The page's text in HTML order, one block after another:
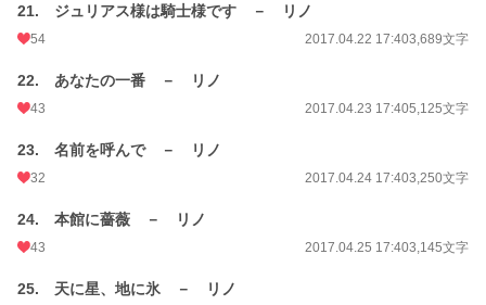
21. ジュリアス様は騎士様です － リノ
54 2017.04.22 17:403,689文字
22. あなたの一番 － リノ
43 2017.04.23 17:405,125文字
23. 名前を呼んで － リノ
32 2017.04.24 17:403,250文字
24. 本館に薔薇 － リノ
43 2017.04.25 17:403,145文字
25. 天に星、地に氷 － リノ